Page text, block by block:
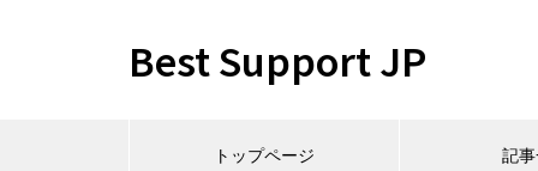
Best Support JP
トップページ 記